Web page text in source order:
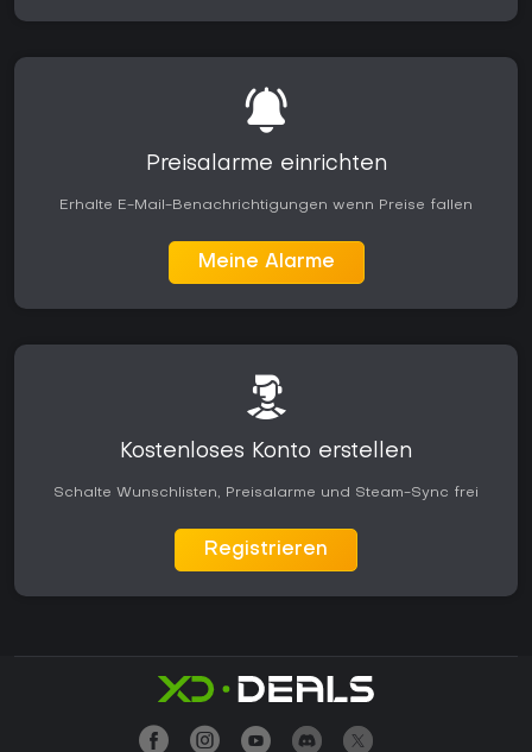
Preisalarme einrichten
Erhalte E-Mail-Benachrichtigungen wenn Preise fallen
Meine Alarme
Kostenloses Konto erstellen
Schalte Wunschlisten, Preisalarme und Steam-Sync frei
Registrieren